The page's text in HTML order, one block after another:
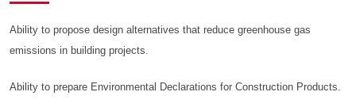
Ability to propose design alternatives that reduce greenhouse gas
emissions in building projects.
Ability to prepare Environmental Declarations for Construction Products.